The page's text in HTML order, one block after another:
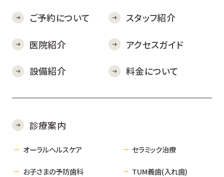
ご予約について
医院紹介
設備紹介
スタッフ紹介
アクセスガイド
料金について
診療案内
オーラルヘルスケア
お子さまの予防歯科
セラミック治療
TUM義歯(入れ歯)